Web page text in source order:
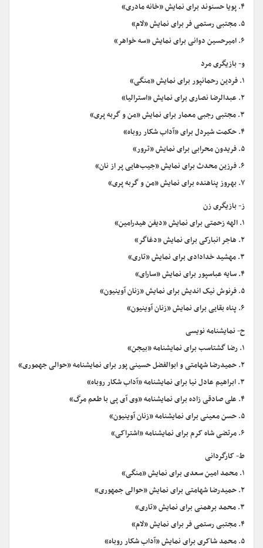
۴. پویا حسنوند برای نمایش «خانه مادری»
۵. مجتبی رستمی فر برای نمایش «لام»
۶. امیرحسین دوانی برای نمایش «سه خواهر»
و- بازیگری مرد
۱. فردین رحمانپور برای نمایش «منگی»
۲. عبدالرضا نصاری برای نمایش «استرالیا»
۳. مجتبی رجبی معمار برای نمایش «من و گربه پری»
۴. حکمت شیردل برای «آداب شکار روباه»
۵. فریدون محرابی برای نمایش «ترور»
۶. فرزین محدث برای نمایش «جیب‌هایی پر از نان»
۷. بهروز پناهنده برای نمایش «من و گربه پری»
ز- بازیگری زن
۱. الهه زحمتی برای نمایش «دیفن هیدرامین»
۲. هاجر انبارکی برای نمایش «دغاگر»
۳. مهشید خدادادی برای نمایش «تاری»
۴. سایه عباسپور برای نمایش «سارای»
۵. فرنوش نیک اندیش برای نمایش «زنان آوینیون»
۶. پناه بقایی برای نمایش «زنان آوینیون»
ح- نمایشنامه نویسی
۱. رضا گشتاسب برای نمایشنامه «بیجن»
۲. حمیدرضا شهامتی و ابوالفضل حسینی پور برای نمایشنامه «حوالی جهموری»
۳. ابراهیم عادل نیا برای نمایشنامه «آداب شکار روباه»
۴. علی صادقی زاده برای نمایشنامه «وی آی پی با طعم مرگ»
۵. حسن معینی برای نمایشنامه «زنان آوینیون»
۶. مرتضی شاه کرم برای نمایشنامه «اشتراکی»
ط- کارگردانی
۱. محمد امین سعدی برای نمایش «منگی»
۲. حمیدرضا شهامتی برای نمایش «حوالی جمهوری»
۳. محمد برهمنی برای نمایش «تاری»
۴. مجتبی رستمی فر برای نمایش «لام»
۵. محمد شاکری برای نمایش «آداب شکار روباه»